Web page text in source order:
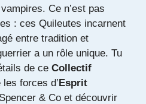
Ce n’est pas
: ces Quileutes incarnent
entre tradition et
a un rôle unique. Tu
de ce Collectif
forces d’Esprit
& Co et découvrir